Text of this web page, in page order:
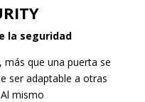
la seguridad
que una puerta se
ser adaptable a otras
mismo